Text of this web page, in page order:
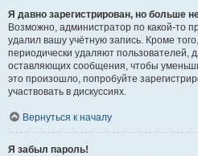
Я давно зарегистрирован, но больше
Возможно, администратор по какой-то
удалил вашу учётную запись. Кроме
периодически удаляют пользователей,
оставляющих сообщения, чтобы
это произошло, попробуйте
участвовать в дискуссиях.
Вернуться к началу
Я забыл пароль!